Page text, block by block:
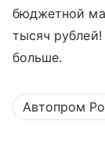
бюджетной
тысяч
больше.
Автопром